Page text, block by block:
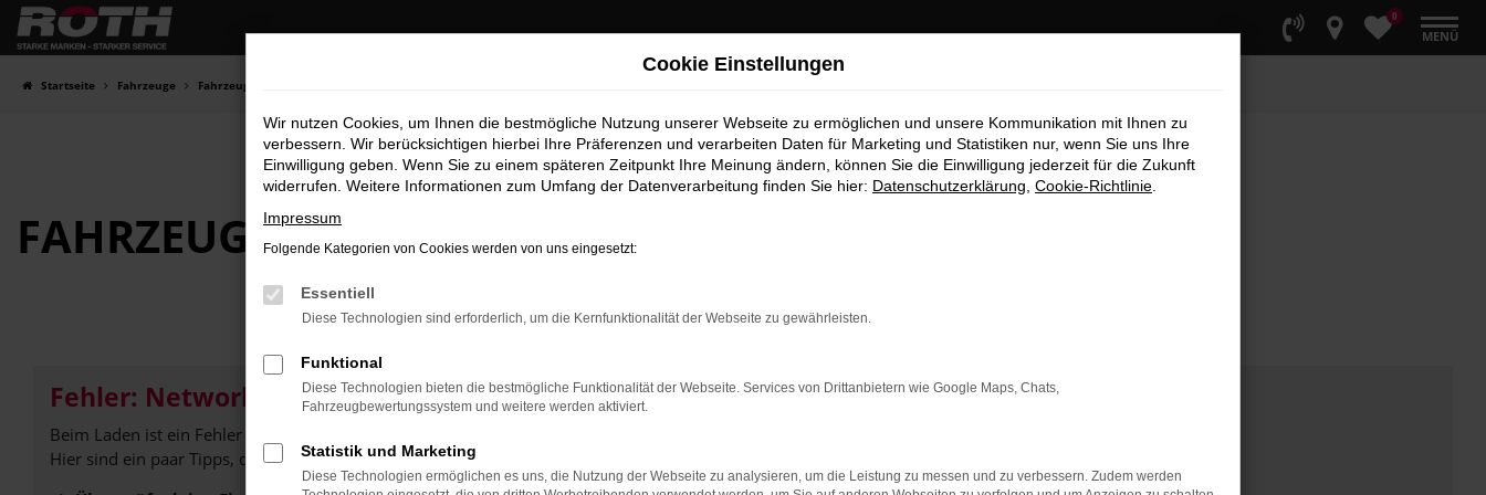
Zum
Hauptinhalt
0
MENÜ
Startseite Fahrzeuge Fahrzeugbestand
FAHRZEUG-SHOWROOM
Fehler: Network Error
Beim Laden ist ein Fehler aufgetreten.
Hier sind ein paar Tipps, die dir helfen können:
Cookie Einstellungen
Wir nutzen Cookies, um Ihnen die bestmögliche Nutzung unserer Webseite zu ermöglichen und unsere Kommunikation mit Ihnen zu
verbessern. Wir berücksichtigen hierbei Ihre Präferenzen und verarbeiten Daten für Marketing und Statistiken nur, wenn Sie uns Ihre
Einwilligung geben. Wenn Sie zu einem späteren Zeitpunkt Ihre Meinung ändern, können Sie die Einwilligung jederzeit für die Zukunft
widerrufen. Weitere Informationen zum Umfang der Datenverarbeitung finden Sie hier: Datenschutzerklärung Cookie-Richtlinie
Impressum
Folgende Kategorien von Cookies werden von uns eingesetzt:
Essentiell
Diese Technologien sind erforderlich, um die Kernfunktionalität der Webseite zu gewährleisten.
Funktional
Diese Technologien bieten die bestmögliche Funktionalität der Webseite. Services von Drittanbietern wie Google Maps, Chats,
Fahrzeugbewertungssystem und weitere werden aktiviert.
Statistik und Marketing
Diese Technologien ermöglichen es uns, die Nutzung der Webseite zu analysieren, um die Leistung zu messen und zu verbessern. Zudem werden